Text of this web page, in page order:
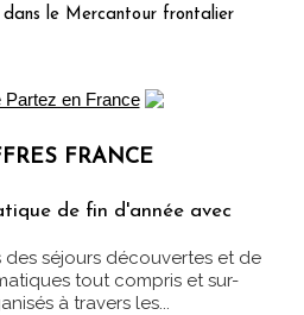
le Mercantour frontalier
FRANCE
de fin d'année avec
des séjours découvertes et de
tout compris et sur-
à travers les...